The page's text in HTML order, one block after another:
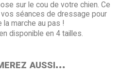
sur le cou de votre chien. Ce
séances de dressage pour
marche au pas !
disponible en 4 tailles.
aussi...